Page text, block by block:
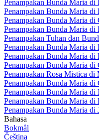
Penampakan Bunda Maria di
Penampakan Bunda Maria di
Penampakan Bunda Maria di
Penampakan Bunda Maria di
Penampakan Tuhan dan
Penampakan Bunda Maria di
Penampakan Bunda Maria di
Penampakan Bunda Maria di
Penampakan Rosa Mistica
Penampakan Bunda Maria di
Penampakan Bunda Maria di
Penampakan Bunda Maria
Penampakan Bunda Maria di
Bahasa
Bokmål
Čeština